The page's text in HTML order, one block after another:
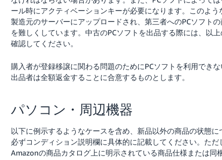
ール時にアクティベーションキーが必要になります。このよう
製造元のサーバーにアップロードされ、第三者へのPCソフト
を難しくしています。中古のPCソフトを出品する際には、以
確認してください。
購入者が登録移譲に関わる問題のためにPCソフトを利用でき
出品者は全額返金することに合意するものとします。
パソコン・周辺機器
以下に例示するようなケースを含め、新品以外の商品の状態に
必ずコンディション説明欄に具体的に記載してください。ただ
Amazonの商品カタログ上に明示されている商品仕様または同